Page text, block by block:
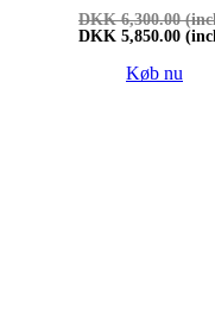
DKK 6,300.00
DKK 5,850.00
Køb nu